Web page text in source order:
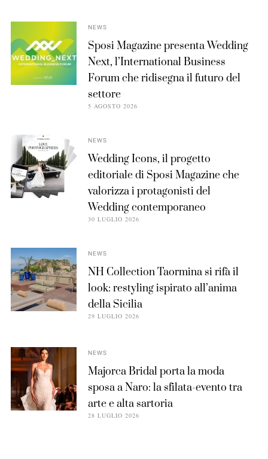
NEWS
Sposi Magazine presenta Wedding
Next, l’International Business
Forum che ridisegna il futuro del
settore
5 AGOSTO 2026
NEWS
Wedding Icons, il progetto
editoriale di Sposi Magazine che
valorizza i protagonisti del
Wedding contemporaneo
30 LUGLIO 2026
NEWS
NH Collection Taormina si rifà il
look: restyling ispirato all’anima
della Sicilia
29 LUGLIO 2026
NEWS
Majorca Bridal porta la moda
sposa a Naro: la sfilata-evento tra
arte e alta sartoria
28 LUGLIO 2026